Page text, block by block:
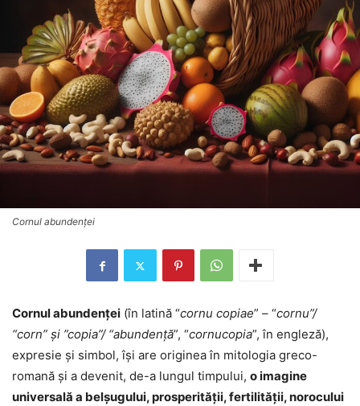
Cornul abundenţei
Cornul abundenţei (în latină “cornu copiae” – “cornu”/
“corn” și ”copia”/ “abundență”, “cornucopia”, în engleză),
expresie şi simbol, își are originea în mitologia greco-
romană și a devenit, de-a lungul timpului, o imagine
universală a belșugului, prosperității, fertilităţii, norocului